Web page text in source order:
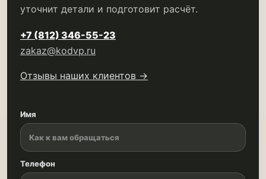
уточнит детали и подготовит расчёт.
+7 (812) 346-55-23
zakaz@kodvp.ru
Отзывы наших клиентов →
Имя
Телефон